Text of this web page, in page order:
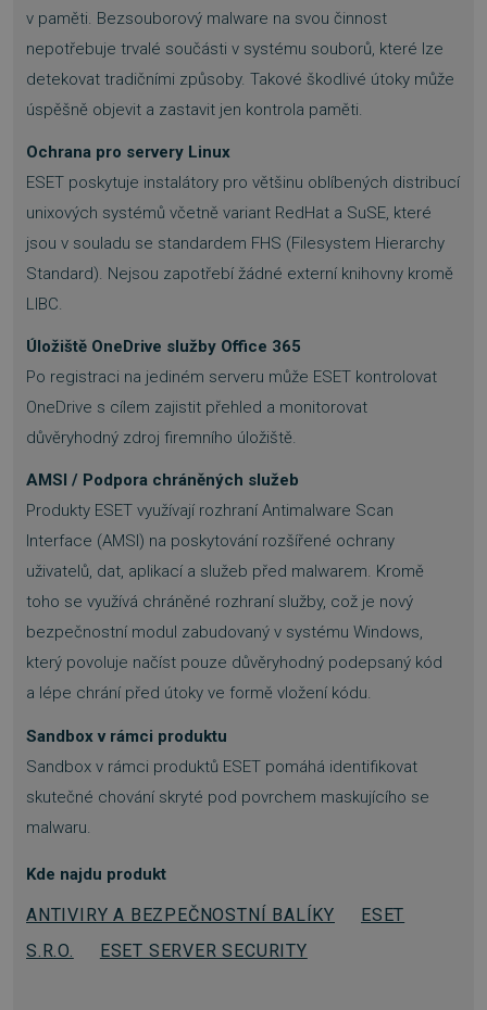
v paměti. Bezsouborový malware na svou činnost
nepotřebuje trvalé součásti v systému souborů, které lze
detekovat tradičními způsoby. Takové škodlivé útoky může
úspěšně objevit a zastavit jen kontrola paměti.
Ochrana pro servery Linux
ESET poskytuje instalátory pro většinu oblíbených distribucí
unixových systémů včetně variant RedHat a SuSE, které
jsou v souladu se standardem FHS (Filesystem Hierarchy
Standard). Nejsou zapotřebí žádné externí knihovny kromě
LIBC.
Úložiště OneDrive služby Office 365
Po registraci na jediném serveru může ESET kontrolovat
OneDrive s cílem zajistit přehled a monitorovat
důvěryhodný zdroj firemního úložiště.
AMSI / Podpora chráněných služeb
Produkty ESET využívají rozhraní Antimalware Scan
Interface (AMSI) na poskytování rozšířené ochrany
uživatelů, dat, aplikací a služeb před malwarem. Kromě
toho se využívá chráněné rozhraní služby, což je nový
bezpečnostní modul zabudovaný v systému Windows,
který povoluje načíst pouze důvěryhodný podepsaný kód
a lépe chrání před útoky ve formě vložení kódu.
Sandbox v rámci produktu
Sandbox v rámci produktů ESET pomáhá identifikovat
skutečné chování skryté pod povrchem maskujícího se
malwaru.
Kde najdu produkt
ANTIVIRY A BEZPEČNOSTNÍ BALÍKY
ESET
S.R.O.
ESET SERVER SECURITY
SOUBORY CÍLENÍ
FUNKČNÍ SOUBORY
Nezbytně nutné soubory
Výkonové soubory
Soubory cílení
Nezbytně nutné soubory cookie umožňují
základní funkce webových stránek, jako je
přihlášení uživatele a správa účtu. Webové
stránky nelze bez nezbytně nutných souborů
cookie správně používat.
Název
_GRECAPTCHA
www.google.com
__cf_bm
Cloudflare Inc.
.discordapp.net
29 minut
54 sekund
__cf_bm